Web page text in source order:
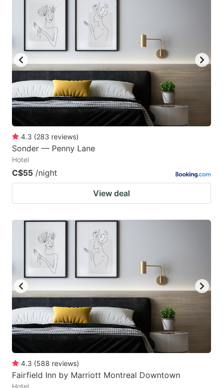
4.3 (283 reviews)
Sonder — Penny Lane
Hotel
C$55 /night
View deal
4.3 (588 reviews)
Fairfield Inn by Marriott Montreal Downtown
Hotel